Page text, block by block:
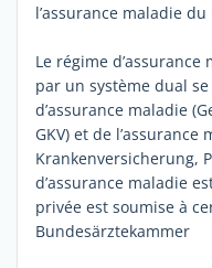
l’assurance maladie
Le régime
par un système dual
d’assurance maladie
GKV) et de
Krankenversicherung,
d’assurance maladie
privée est soumise à
Bundesärztekammer